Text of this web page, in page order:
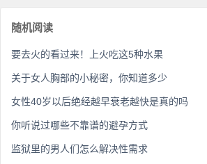
随机阅读
要去火的看过来！上火吃这5种水果
关于女人胸部的小秘密，你知道多少
女性40岁以后绝经越早衰老越快是真的吗
你听说过哪些不靠谱的避孕方式
监狱里的男人们怎么解决性需求